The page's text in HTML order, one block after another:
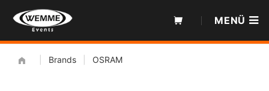
Inhalt
MENÜ
Brands OSRAM